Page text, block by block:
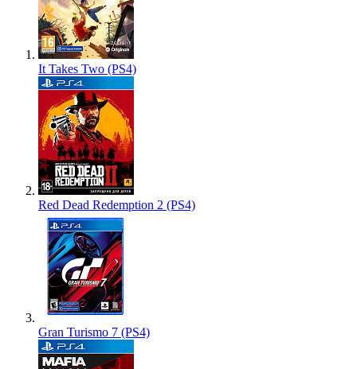
It Takes Two (PS4)
Red Dead Redemption 2 (PS4)
Gran Turismo 7 (PS4)